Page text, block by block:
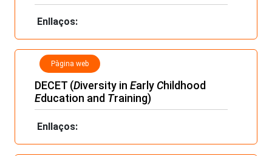
Enllaços:
Pàgina web
DECET (Diversity in Early Childhood
Education and Training)
Enllaços: